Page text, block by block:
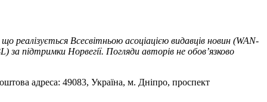
Всесвітньою асоціацією видавців новин (WAN-
підтримки Норвегії. Погляди авторів не обов’язково
адреса: 49083, Україна, м. Дніпро, проспект